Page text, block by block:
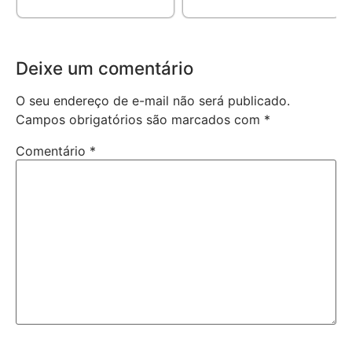
Deixe um comentário
O seu endereço de e-mail não será publicado.
Campos obrigatórios são marcados com *
Comentário *